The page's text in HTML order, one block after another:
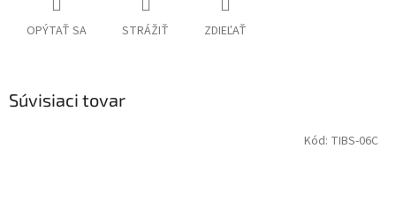
OPÝTAŤ SA STRÁŽIŤ ZDIEĽAŤ
Súvisiaci tovar
Kód: TIBS-06C